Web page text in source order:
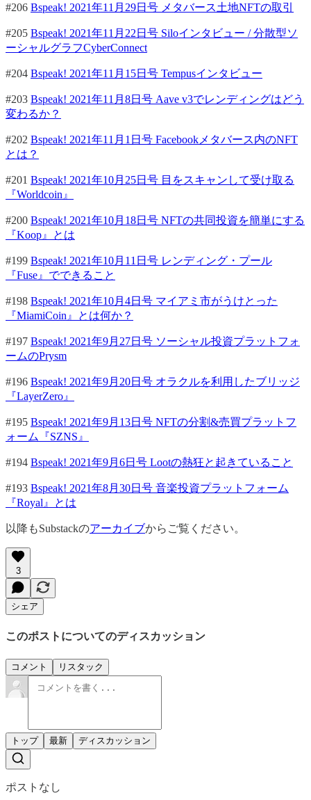
#206 Bspeak! 2021年11月29日号 メタバース土地NFTの取引
#205 Bspeak! 2021年11月22日号 Siloインタビュー / 分散型ソ
ーシャルグラフCyberConnect
#204 Bspeak! 2021年11月15日号 Tempusインタビュー
#203 Bspeak! 2021年11月8日号 Aave v3でレンディングはどう
変わるか？
#202 Bspeak! 2021年11月1日号 Facebookメタバース内のNFT
とは？
#201 Bspeak! 2021年10月25日号 目をスキャンして受け取る
『Worldcoin』
#200 Bspeak! 2021年10月18日号 NFTの共同投資を簡単にする
『Koop』とは
#199 Bspeak! 2021年10月11日号 レンディング・プール
『Fuse』でできること
#198 Bspeak! 2021年10月4日号 マイアミ市がうけとった
『MiamiCoin』とは何か？
#197 Bspeak! 2021年9月27日号 ソーシャル投資プラットフォ
ームのPrysm
#196 Bspeak! 2021年9月20日号 オラクルを利用したブリッジ
『LayerZero』
#195 Bspeak! 2021年9月13日号 NFTの分割&売買プラットフ
ォーム『SZNS』
#194 Bspeak! 2021年9月6日号 Lootの熱狂と起きていること
#193 Bspeak! 2021年8月30日号 音楽投資プラットフォーム
『Royal』とは
以降もSubstackのアーカイブからご覧ください。
3
シェア
このポストについてのディスカッション
コメント リスタック
トップ 最新 ディスカッション
ポストなし